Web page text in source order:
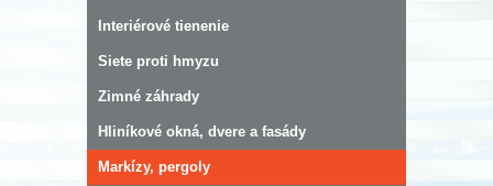
Interiérové tienenie
Siete proti hmyzu
Zimné záhrady
Hliníkové okná, dvere a fasády
Markízy, pergoly